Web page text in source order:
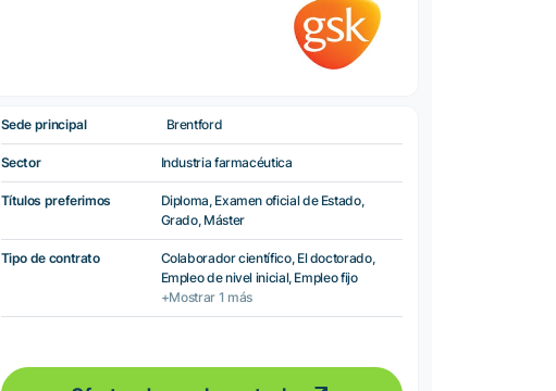
Sede principal Brentford
Sector Industria farmacéutica
Títulos preferimos
Diploma, Examen oficial de Estado,
Grado, Máster
Tipo de contrato
Colaborador científico, El doctorado,
Empleo de nivel inicial, Empleo fijo
+Mostrar 1 más